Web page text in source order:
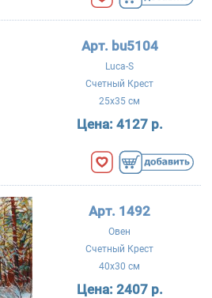
Арт. bu5104
Luca-S
Счетный Крест
25x35 см
Цена: 4127 р.
Арт. 1492
Овен
Счетный Крест
40x30 см
Цена: 2407 р.